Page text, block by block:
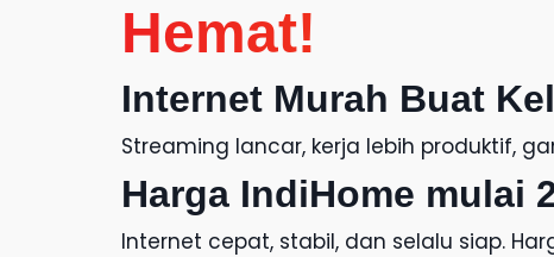
Hemat!
Internet Murah Buat
Streaming lancar, kerja lebih produktif,
Harga IndiHome mulai
Internet cepat, stabil, dan selalu siap.